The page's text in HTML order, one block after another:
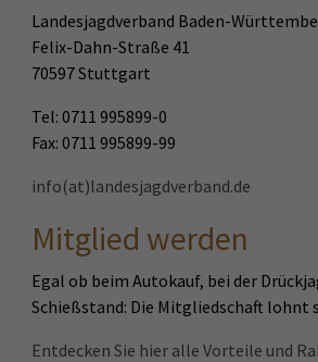
Landesjagdverband Baden-
Felix-Dahn-Straße 41
70597 Stuttgart
Tel: 0711 995899-0
Fax: 0711 995899-99
info(at)landesjagdverband.de
Mitglied werden
Egal ob beim Autokauf, bei der
Schießstand: Die Mitgliedschaft lohnt
Entdecken Sie hier alle Vorteile und